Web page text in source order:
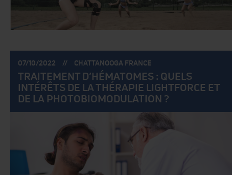
POSTÉ
07/10/2022 POSTÉ
CHATTANOOGA FRANCE
TRAITEMENT D’HÉMATOMES : QUELS
INTÉRÊTS DE LA THÉRAPIE LIGHTFORCE ET
DE LA PHOTOBIOMODULATION ?